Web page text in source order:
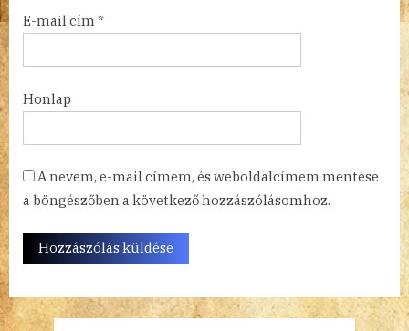
E-mail cím*
Honlap
A nevem, e-mail címem, és weboldalcímem mentése
a böngészőben a következő hozzászólásomhoz.